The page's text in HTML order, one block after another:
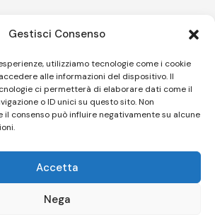
Gestisci Consenso
utilizziamo tecnologie come i cookie
alle informazioni del dispositivo. Il
ci permetterà di elaborare dati come il
o ID unici su questo sito. Non
consenso può influire negativamente su alcune
Accetta
Nega
attende Joey Calderazzo
SEO BY SIMONE ROMPIETTI SR WEB